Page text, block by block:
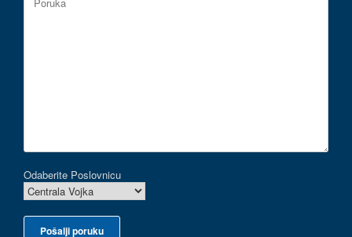
Odaberite Poslovnicu